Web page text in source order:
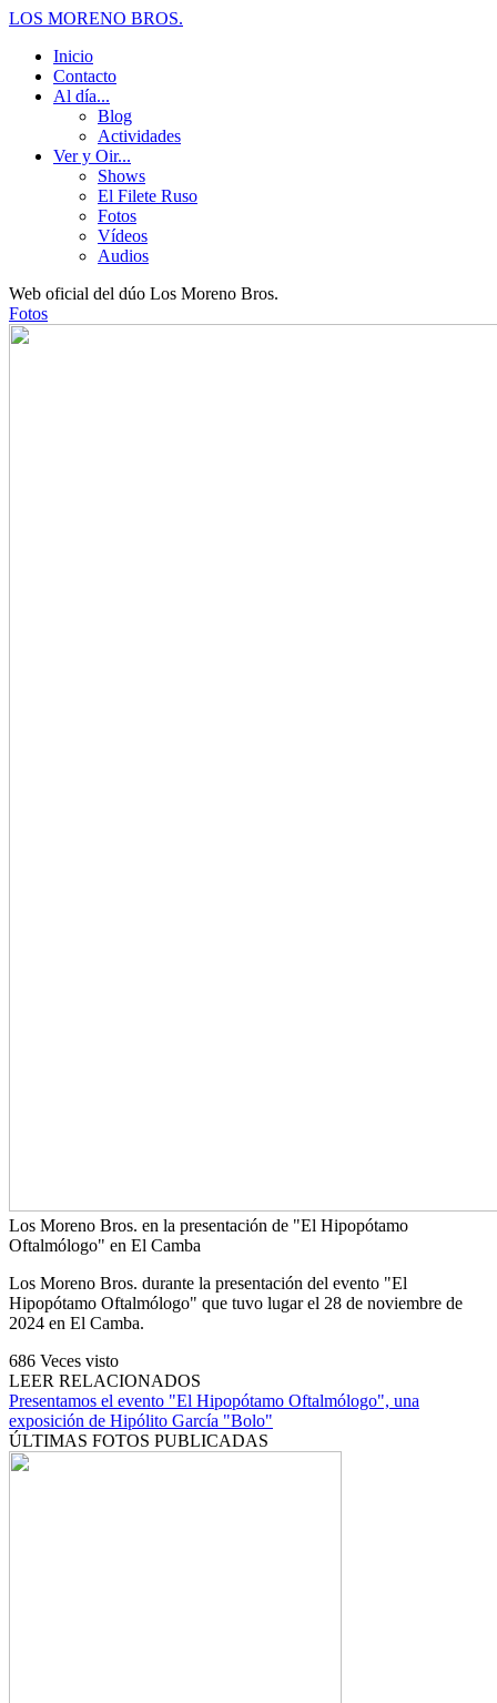
LOS MORENO BROS.
Inicio
Contacto
Al día...
Blog
Actividades
Ver y Oir...
Shows
El Filete Ruso
Fotos
Vídeos
Audios
Web oficial del dúo Los Moreno Bros.
Fotos
Los Moreno Bros. en la presentación de "El Hipopótamo
Oftalmólogo" en El Camba
Los Moreno Bros. durante la presentación del evento "El
Hipopótamo Oftalmólogo" que tuvo lugar el 28 de noviembre de
2024 en El Camba.
686 Veces visto
LEER RELACIONADOS
Presentamos el evento "El Hipopótamo Oftalmólogo", una
exposición de Hipólito García "Bolo"
ÚLTIMAS FOTOS PUBLICADAS